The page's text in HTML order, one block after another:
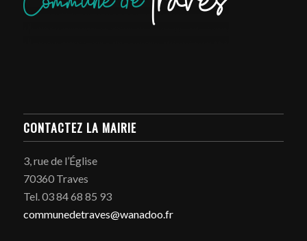
CONTACTEZ LA MAIRIE
3, rue de l’Église
70360 Traves
Tel. 03 84 68 85 93
communedetraves@wanadoo.fr